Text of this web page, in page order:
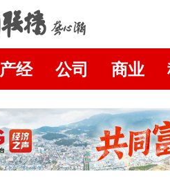
产经 公司 商业